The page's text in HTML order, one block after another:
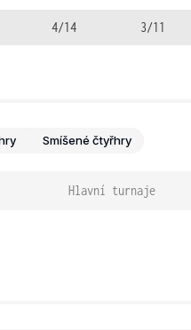
4/14 3/11
Smíšené čtyřhry
Hlavní turnaje